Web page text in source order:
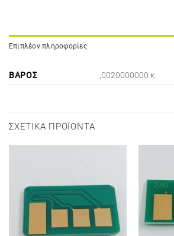
Επιπλέον πληροφορίες
ΒΆΡΟΣ ,0020000000 κ.
ΣΧΕΤΙΚΆ ΠΡΟΪΌΝΤΑ